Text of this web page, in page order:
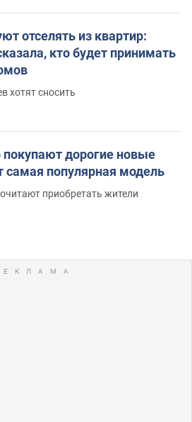
отселять из квартир:
кто будет принимать
хотят сносить
дорогие новые
самая популярная модель
приобретать жители